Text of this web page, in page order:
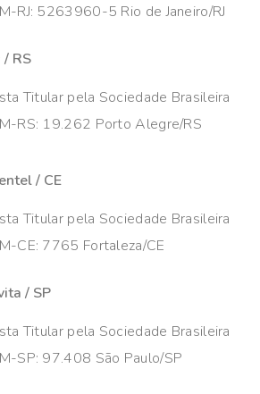
RJ: 5263960-5 Rio de Janeiro/RJ
RS
Titular pela Sociedade Brasileira
RS: 19.262 Porto Alegre/RS
/ CE
Titular pela Sociedade Brasileira
CE: 7765 Fortaleza/CE
/ SP
Titular pela Sociedade Brasileira
SP: 97.408 São Paulo/SP